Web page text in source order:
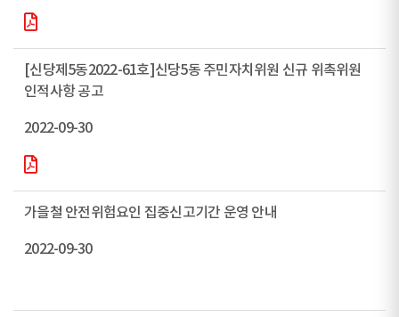
[신당제5동2022-61호]신당5동 주민자치위원 신규 위촉위원
인적사항 공고
2022-09-30
가을철 안전위험요인 집중신고기간 운영 안내
2022-09-30